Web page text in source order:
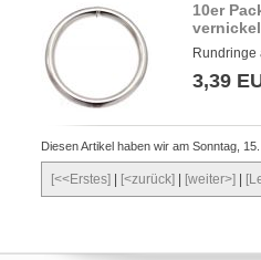
10er
Rundringe
3,39
Diesen Artikel haben wir am Sonntag,
[<<Erstes] [<zurück] [weiter>]